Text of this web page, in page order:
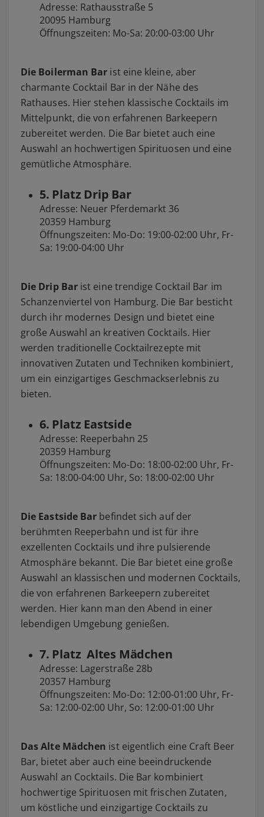
Adresse: Rathausstraße 5
20095 Hamburg
Öffnungszeiten: Mo-Sa: 20:00-03:00 Uhr
Die Boilerman Bar ist eine kleine, aber
charmante Cocktail Bar in der Nähe des
Rathauses. Hier stehen klassische Cocktails im
Mittelpunkt, die von erfahrenen Barkeepern
zubereitet werden. Die Bar bietet auch eine
Auswahl an hochwertigen Spirituosen und eine
gemütliche Atmosphäre.
5. Platz Drip Bar
Adresse: Neuer Pferdemarkt 36
20359 Hamburg
Öffnungszeiten: Mo-Do: 19:00-02:00 Uhr, Fr-
Sa: 19:00-04:00 Uhr
Die Drip Bar ist eine trendige Cocktail Bar im
Schanzenviertel von Hamburg. Die Bar besticht
durch ihr modernes Design und bietet eine
große Auswahl an kreativen Cocktails. Hier
werden traditionelle Cocktailrezepte mit
innovativen Zutaten und Techniken kombiniert,
um ein einzigartiges Geschmackserlebnis zu
bieten.
6. Platz Eastside
Adresse: Reeperbahn 25
20359 Hamburg
Öffnungszeiten: Mo-Do: 18:00-02:00 Uhr, Fr-
Sa: 18:00-04:00 Uhr, So: 18:00-02:00 Uhr
Die Eastside Bar befindet sich auf der
berühmten Reeperbahn und ist für ihre
exzellenten Cocktails und ihre pulsierende
Atmosphäre bekannt. Die Bar bietet eine große
Auswahl an klassischen und modernen Cocktails,
die von erfahrenen Barkeepern zubereitet
werden. Hier kann man den Abend in einer
lebendigen Umgebung genießen.
7. Platz Altes Mädchen
Adresse: Lagerstraße 28b
20357 Hamburg
Öffnungszeiten: Mo-Do: 12:00-01:00 Uhr, Fr-
Sa: 12:00-02:00 Uhr, So: 12:00-01:00 Uhr
Das Alte Mädchen ist eigentlich eine Craft Beer
Bar, bietet aber auch eine beeindruckende
Auswahl an Cocktails. Die Bar kombiniert
hochwertige Spirituosen mit frischen Zutaten,
um köstliche und einzigartige Cocktails zu